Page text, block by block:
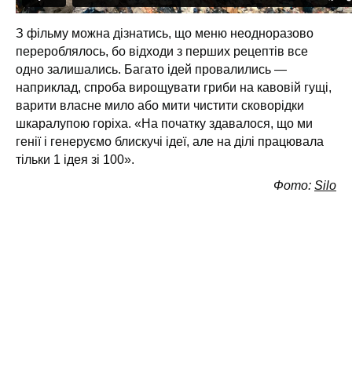
З фільму можна дізнатись, що меню неодноразово
перероблялось, бо відходи з перших рецептів все
одно залишались. Багато ідей провалились —
наприклад, спроба вирощувати гриби на кавовій гущі,
варити власне мило або мити чистити сковорідки
шкаралупою горіха. «На початку здавалося, що ми
генії і генеруємо блискучі ідеї, але на ділі працювала
тільки 1 ідея зі 100».
Фото: Silo